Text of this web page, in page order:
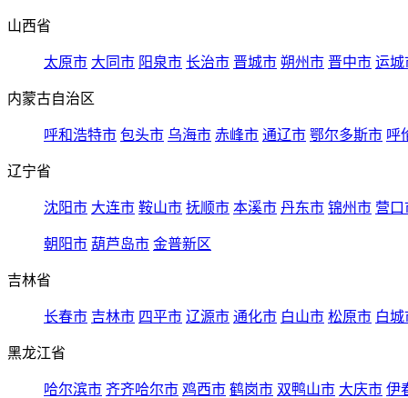
山西省
太原市 大同市 阳泉市 长治市 晋城市 朔州市 晋中市 运城
内蒙古自治区
呼和浩特市 包头市 乌海市 赤峰市 通辽市 鄂尔多斯市 呼
辽宁省
沈阳市 大连市 鞍山市 抚顺市 本溪市 丹东市 锦州市 营口
朝阳市 葫芦岛市 金普新区
吉林省
长春市 吉林市 四平市 辽源市 通化市 白山市 松原市 白城
黑龙江省
哈尔滨市 齐齐哈尔市 鸡西市 鹤岗市 双鸭山市 大庆市 伊